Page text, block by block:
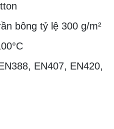
bông tỷ lệ 300 g/m²
EN407, EN420,